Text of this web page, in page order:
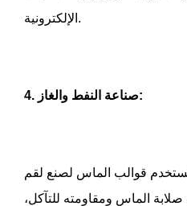
الإلكترونية.
4. صناعة النفط والغاز:
قوالب الماس لصنع لقم
الماس ومقاومته للتآكل،